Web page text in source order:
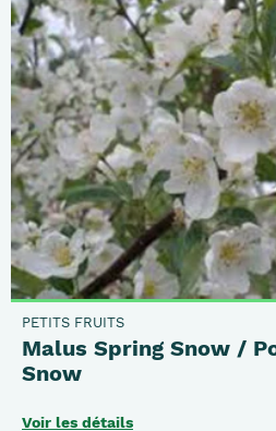
PETITS FRUITS
Malus Spring Snow /
Snow
Voir les détails